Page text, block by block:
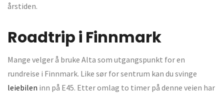
årstiden.
Roadtrip i Finnmark
Mange velger å bruke Alta som utgangspunkt for en
rundreise i Finnmark. Like sør for sentrum kan du svinge
leiebilen inn på E45. Etter omlag to timer på denne veien har